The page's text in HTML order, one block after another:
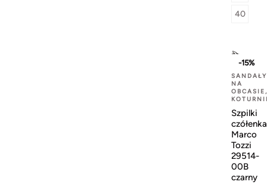
40
-15%
SANDAŁY
NA
OBCASIE,
Szpilki
czółenka
Marco
Tozzi
29514-
00B
czarny